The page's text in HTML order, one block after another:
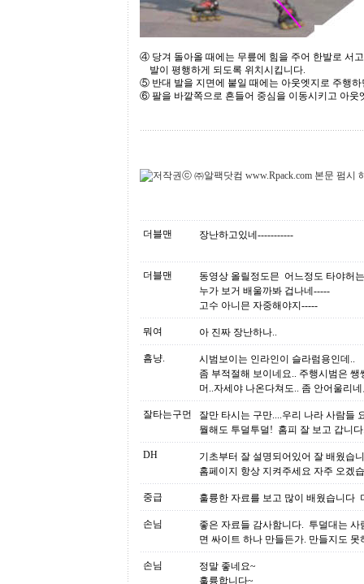
④ 당겨 돌아올 때에는 무릎에 힘을 주어 한발로 서
발이 평행하게 되도록 위치시킵니다.
⑤ 반대 발을 지면에 붙일 때에는 아웃엣지로 주행
⑥ 팔을 바깥쪽으로 흔들어 중심을 이동시키고 아웃
더블맨 장난하고있네-----------
더블맨
동영상 올릴정도믄 어느정도 타야허
누가 보거 배울까봐 겁나네-----
고수 아니믄 자중해야지-----
뭐여 아 진짜 장난하나..
흠냥.
시범보이는 인라인이 슬라럼용인데..
좀 부적절해 보이네요.. 주행시범은
머..자세야 나온다쳐도.. 좀 안어울리
잘타는구먼
잘만 타시는 구만....우리 나라 사람들
뭘해도 투덜투덜! 홈피 잘 보고 갑니
DH
기초부터 잘 설명되어있어 잘 배웠습
홈페이지 항상 지켜주세요 자주 오겠
중급 훌륭한 자료를 보고 많이 배웠습니다
손님
좋은 자료들 감사함니다. 투덜대는
면 싸이트 하나 만들든가. 만들지도
손님
정말 좋네요~
훌륭합니다~